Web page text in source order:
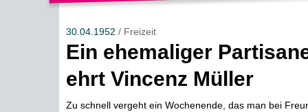
30.04.1952 / Freizeit
Ein ehemaliger
ehrt Vincenz Müller
Zu schnell vergeht ein Wochenende, das man bei